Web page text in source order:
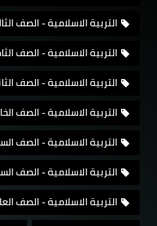
التربية الاسلامية - الصف
التربية الاسلامية - الصف
التربية الاسلامية - الصف
التربية الاسلامية - الصف
التربية الاسلامية - الصف
التربية الاسلامية - الصف
التربية الاسلامية - الصف